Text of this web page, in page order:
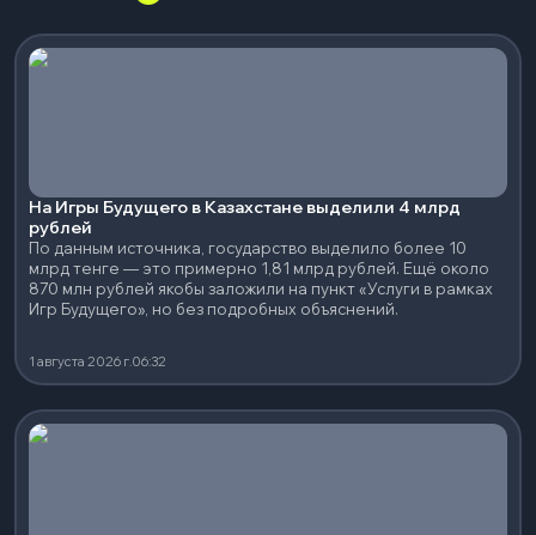
На Игры Будущего в Казахстане выделили 4 млрд
рублей
По данным источника, государство выделило более 10
млрд тенге — это примерно 1,81 млрд рублей. Ещё около
870 млн рублей якобы заложили на пункт «Услуги в рамках
Игр Будущего», но без подробных объяснений.
1 августа 2026 г.06:32